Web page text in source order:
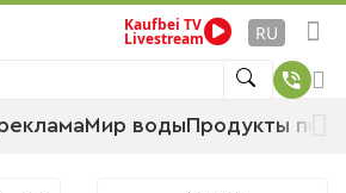
Kaufbei TV
Livestream RU
Мир водыПродукты
Продукты питания
Готовые блюда и консервы
и антипасти